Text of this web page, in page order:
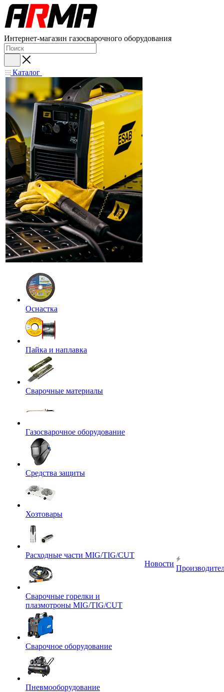
Интернет-магазин газосварочного оборудования
Каталог
Оснастка
Пайка и наплавка
Сварочные материалы
Газосварочное оборудование
Средства защиты
Хозтовары
Расходные части MIG/TIG/CUT
Сварочные горелки и
плазмотроны MIG/TIG/CUT
Сварочное оборудование
Пневмооборудование
Новости